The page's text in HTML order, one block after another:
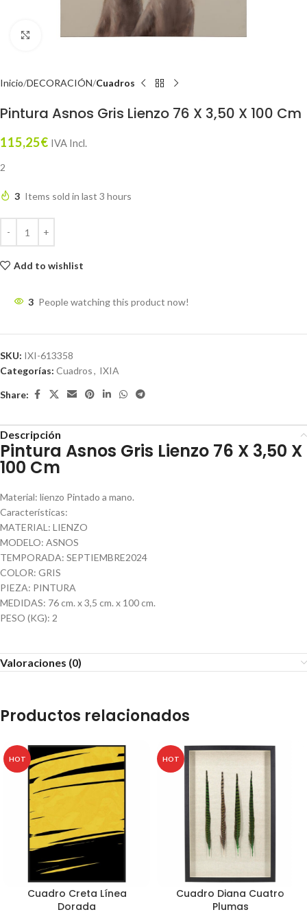
Click to enlarge
Inicio DECORACIÓN Cuadros
Pintura Asnos Gris Lienzo 76 X 3,50 X 100 Cm
115,25€ IVA Incl.
2
3 Items sold in last 3 hours
Add to wishlist
3 People watching this product now!
SKU: IXI-613358
Categorías: Cuadros, IXIA
Share:
Descripción
Pintura Asnos Gris Lienzo 76 X 3,50 X
100 Cm
Material: lienzo Pintado a mano.
Características:
MATERIAL: LIENZO
MODELO: ASNOS
TEMPORADA: SEPTIEMBRE2024
COLOR: GRIS
PIEZA: PINTURA
MEDIDAS: 76 cm. x 3,5 cm. x 100 cm.
PESO (KG): 2
Valoraciones (0)
Productos relacionados
HOT
Cuadro Creta Línea
Dorada
HOT
Cuadro Diana Cuatro
Plumas